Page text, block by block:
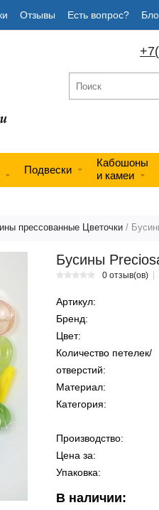
Отзывы Есть вопрос?
Подвески
Кабошоны
и камеи
прессованные Цветочки /
Бусины
0 отзыв(ов)
Артикул:
Бренд:
Цвет:
Количество петелек/
отверстий:
Материал:
Категория:
Производство:
Цена за:
Упаковка:
В наличии: